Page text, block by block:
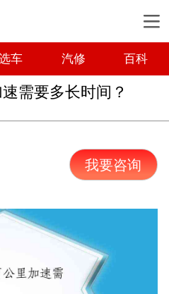
车 汽修 百科
需要多长时间？
我要咨询